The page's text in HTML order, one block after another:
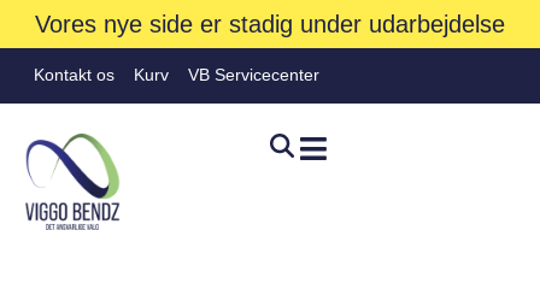
Vores nye side er stadig under udarbejdelse
Kontakt os Kurv VB Servicecenter